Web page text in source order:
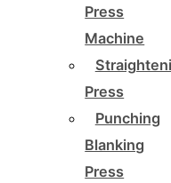
Press
Machine
Press
Punching
Blanking
Press